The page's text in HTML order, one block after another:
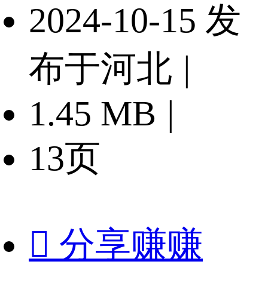
2024-10-15 发
布于河北 |
1.45 MB |
13页
 分享赚赚